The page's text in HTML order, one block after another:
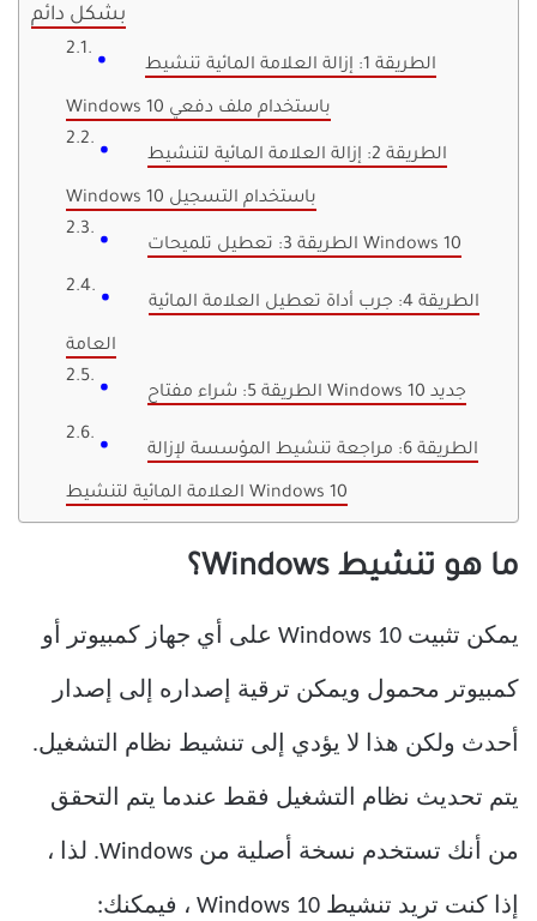
بشكل دائم
الطريقة 1: إزالة العلامة المائية تنشيط
Windows 10 باستخدام ملف دفعي
الطريقة 2: إزالة العلامة المائية لتنشيط
Windows 10 باستخدام التسجيل
الطريقة 3: تعطيل تلميحات Windows 10
الطريقة 4: جرب أداة تعطيل العلامة المائية
العامة
الطريقة 5: شراء مفتاح Windows 10 جديد
الطريقة 6: مراجعة تنشيط المؤسسة لإزالة
العلامة المائية لتنشيط Windows 10
ما هو تنشيط Windows؟
يمكن تثبيت Windows 10 على أي جهاز كمبيوتر أو
كمبيوتر محمول ويمكن ترقية إصداره إلى إصدار
أحدث ولكن هذا لا يؤدي إلى تنشيط نظام التشغيل.
يتم تحديث نظام التشغيل فقط عندما يتم التحقق
من أنك تستخدم نسخة أصلية من Windows. لذا ،
إذا كنت تريد تنشيط Windows 10 ، فيمكنك: